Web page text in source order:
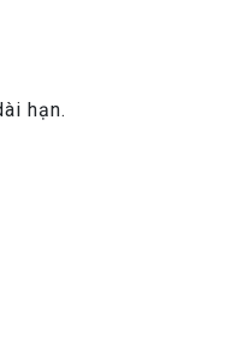
hạn.